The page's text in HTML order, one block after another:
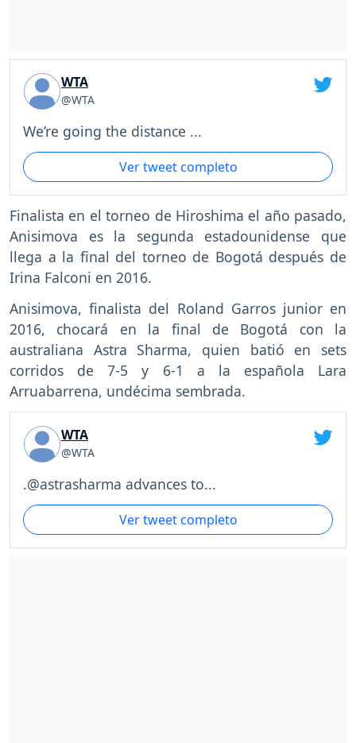
WTA
@WTA
We’re going the distance ...
Ver tweet completo
Finalista en el torneo de Hiroshima el año pasado,
Anisimova es la segunda estadounidense que
llega a la final del torneo de Bogotá después de
Irina Falconi en 2016.
Anisimova, finalista del Roland Garros junior en
2016, chocará en la final de Bogotá con la
australiana Astra Sharma, quien batió en sets
corridos de 7-5 y 6-1 a la española Lara
Arruabarrena, undécima sembrada.
WTA
@WTA
.@astrasharma advances to...
Ver tweet completo